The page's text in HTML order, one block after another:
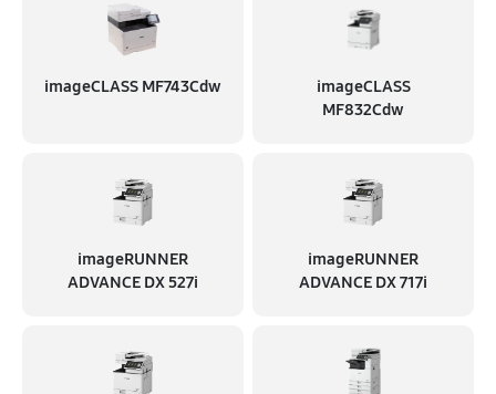
imageCLASS MF743Cdw
imageCLASS
MF832Cdw
imageRUNNER
ADVANCE DX 527i
imageRUNNER
ADVANCE DX 717i